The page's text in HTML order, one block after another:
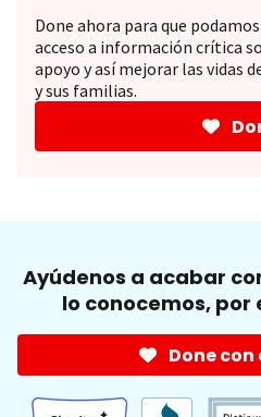
Done ahora para que
acceso a información crítica
apoyo y así mejorar las vidas
y sus familias.
Ayúdenos a acabar
lo conocemos, por
Done